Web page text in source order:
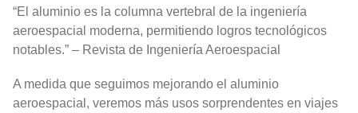
“El aluminio es la columna vertebral de la ingeniería
aeroespacial moderna, permitiendo logros tecnológicos
notables.” – Revista de Ingeniería Aeroespacial
A medida que seguimos mejorando el aluminio
aeroespacial, veremos más usos sorprendentes en viajes